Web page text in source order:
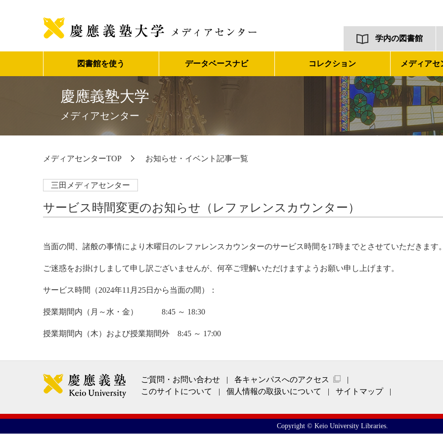
学内の図書館
図書館を使う データベースナビ コレクション メディアセ
慶應義塾大学
メディアセンター
メディアセンターTOP お知らせ・イベント記事一覧
三田メディアセンター
サービス時間変更のお知らせ（レファレンスカウンター）
当面の間、諸般の事情により木曜日のレファレンスカウンターのサービス時間を17時までとさせていただきます。
ご迷惑をお掛けしまして申し訳ございませんが、何卒ご理解いただけますようお願い申し上げます。
サービス時間（2024年11月25日から当面の間）：
授業期間内（月～水・金） 8:45 ～ 18:30
授業期間内（木）および授業期間外 8:45 ～ 17:00
ご質問・お問い合わせ
各キャンパスへのアクセス
このサイトについて
個人情報の取扱いについて サイトマップ
Copyright © Keio University Libraries.